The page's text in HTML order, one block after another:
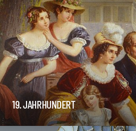
19. JAHRHUNDERT